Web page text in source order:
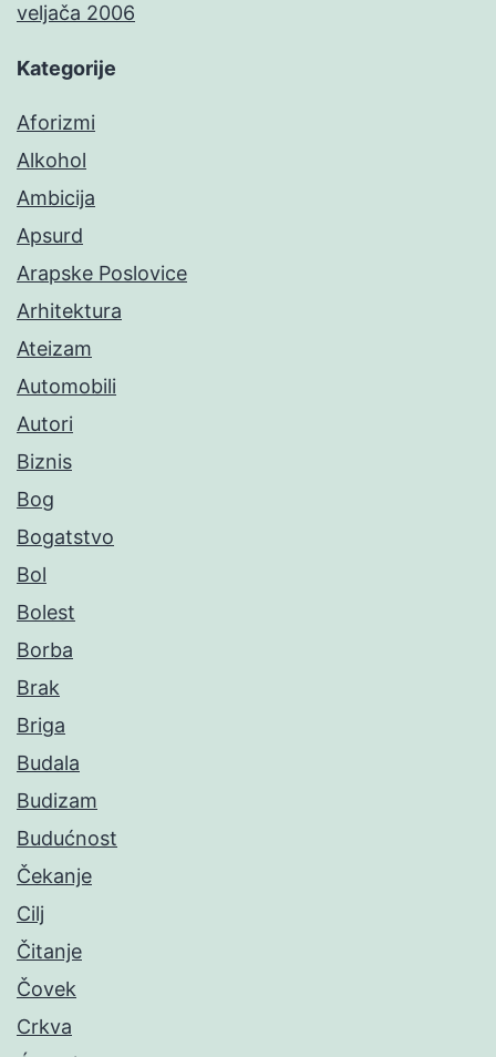
veljača 2006
Kategorije
Aforizmi
Alkohol
Ambicija
Apsurd
Arapske Poslovice
Arhitektura
Ateizam
Automobili
Autori
Biznis
Bog
Bogatstvo
Bol
Bolest
Borba
Brak
Briga
Budala
Budizam
Budućnost
Čekanje
Cilj
Čitanje
Čovek
Crkva